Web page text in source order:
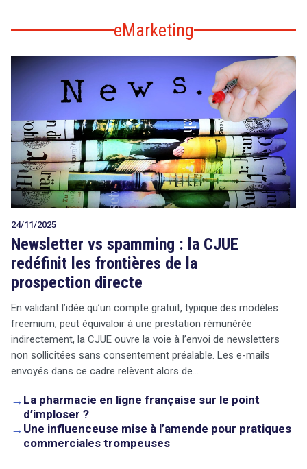
eMarketing
24/11/2025
Newsletter vs spamming : la CJUE
redéfinit les frontières de la
prospection directe
En validant l’idée qu’un compte gratuit, typique des modèles
freemium, peut équivaloir à une prestation rémunérée
indirectement, la CJUE ouvre la voie à l’envoi de newsletters
non sollicitées sans consentement préalable. Les e-mails
envoyés dans ce cadre relèvent alors de…
→ La pharmacie en ligne française sur le point
d’imploser ?
→ Une influenceuse mise à l’amende pour pratiques
commerciales trompeuses